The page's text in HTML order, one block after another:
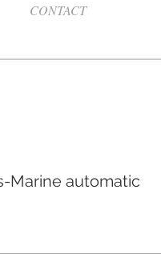
CONTACT
Marine automatic